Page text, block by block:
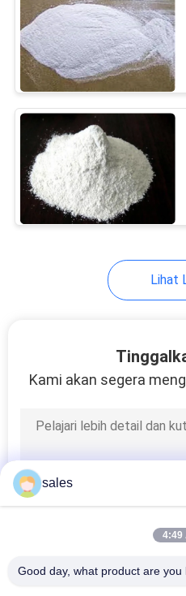
Sodium
Powder
bubuk
Amonium
Fluorida
Lihat
Kami akan segera
sales
4:49
Good day, what product are you